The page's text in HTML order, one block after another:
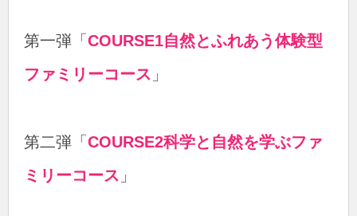
第一弾「 COURSE1自然とふれあう体験型
ファミリーコース 」
第二弾「COURSE2科学と自然を学ぶファ
ミリーコース 」